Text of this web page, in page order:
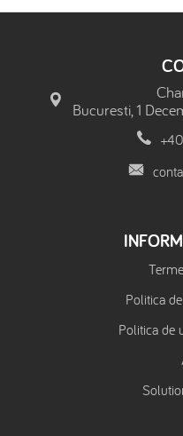
Bucuresti, 1
Politica
Politica de